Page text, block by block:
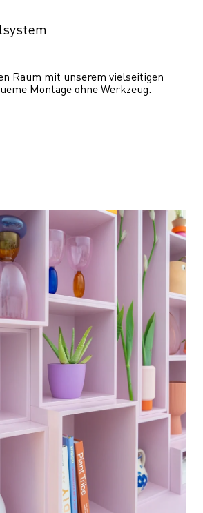
Raum mit unserem vielseitigen
Montage ohne Werkzeug.